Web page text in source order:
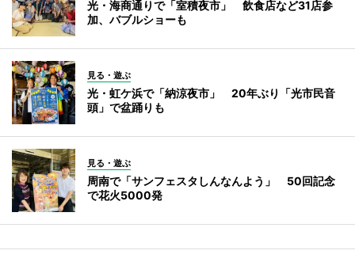
光・海商通りで「室積夜市」 飲食店など31店参
加、バブルショーも
見る・遊ぶ
光・虹ケ浜で「納涼夜市」 20年ぶり「光市民音
頭」で盆踊りも
見る・遊ぶ
周南で「サンフェスタしんなんよう」 50回記念
で花火5000発